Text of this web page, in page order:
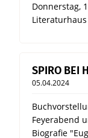
Donnerstag,
SPIRO BEI
05.04.2024
Feyerabend
Biografie